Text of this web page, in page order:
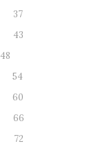
37
43
48
54
60
66
72